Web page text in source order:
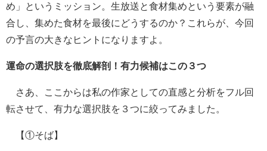
め」というミッション。生放送と食材集めという要素が融
合し、集めた食材を最後にどうするのか？これらが、今回
の予言の大きなヒントになりますよ。
運命の選択肢を徹底解剖！有力候補はこの３つ
さあ、ここからは私の作家としての直感と分析をフル回
転させて、有力な選択肢を３つに絞ってみました。
【①そば】